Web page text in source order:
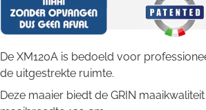
De XM120A is bedoeld voor
de uitgestrekte ruimte.
Deze maaier biedt de GRIN